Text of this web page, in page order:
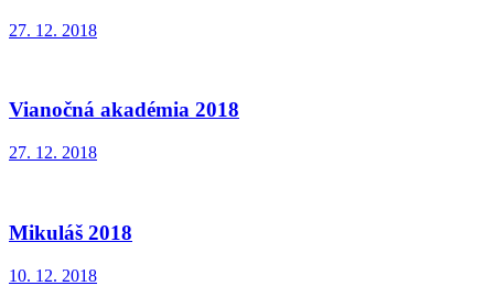
27. 12. 2018
Vianočná akadémia 2018
27. 12. 2018
Mikuláš 2018
10. 12. 2018